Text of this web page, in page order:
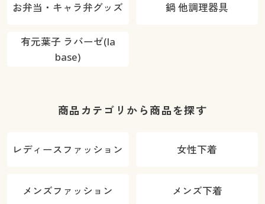
お弁当・キャラ弁グッズ 鍋 他調理器具
有元葉子 ラバーゼ(la
base)
商品カテゴリから商品を探す
レディースファッション 女性下着
メンズファッション メンズ下着